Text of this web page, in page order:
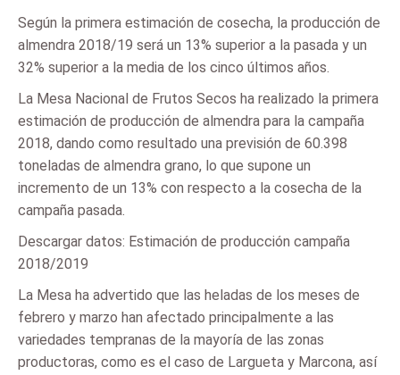
Según la primera estimación de cosecha, la producción de
almendra 2018/19 será un 13% superior a la pasada y un
32% superior a la media de los cinco últimos años.
La Mesa Nacional de Frutos Secos ha realizado la primera
estimación de producción de almendra para la campaña
2018, dando como resultado una previsión de 60.398
toneladas de almendra grano, lo que supone un
incremento de un 13% con respecto a la cosecha de la
campaña pasada.
Descargar datos: Estimación de producción campaña
2018/2019
La Mesa ha advertido que las heladas de los meses de
febrero y marzo han afectado principalmente a las
variedades tempranas de la mayoría de las zonas
productoras, como es el caso de Largueta y Marcona, así